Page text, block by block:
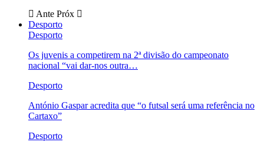
Ante Próx
Desporto
Desporto
Os juvenis a competirem na 2ª divisão do campeonato
nacional “vai dar-nos outra…
Desporto
António Gaspar acredita que “o futsal será uma referência no
Cartaxo”
Desporto